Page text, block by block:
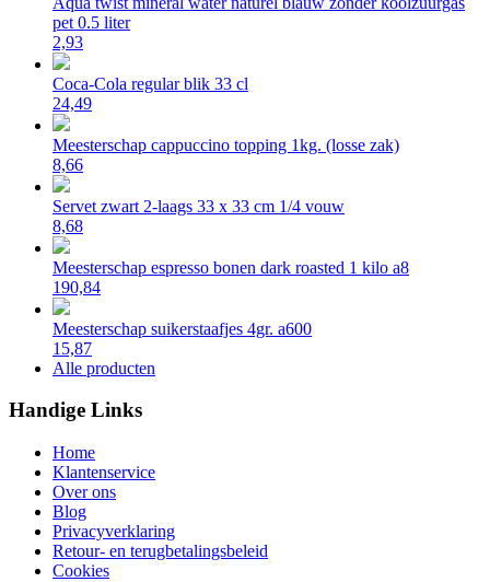
pet 0.5 liter
2,93
Coca-Cola regular blik 33 cl
24,49
Meesterschap cappuccino topping 1kg. (losse zak)
8,66
Servet zwart 2-laags 33 x 33 cm 1/4 vouw
8,68
Meesterschap espresso bonen dark roasted 1 kilo a8
190,84
Meesterschap suikerstaafjes 4gr. a600
15,87
Alle producten
Handige Links
Home
Klantenservice
Over ons
Blog
Privacyverklaring
Retour- en terugbetalingsbeleid
Cookies